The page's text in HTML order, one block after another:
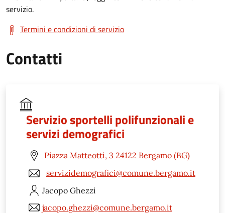
servizio.
Termini e condizioni di servizio
Contatti
Servizio sportelli polifunzionali e
servizi demografici
Piazza Matteotti, 3 24122 Bergamo (BG)
servizidemografici@comune.bergamo.it
Jacopo Ghezzi
jacopo.ghezzi@comune.bergamo.it